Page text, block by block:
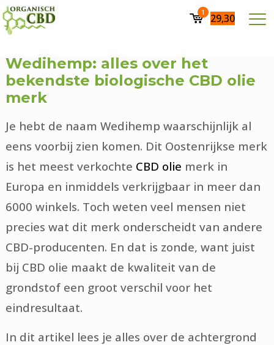
1 29,30
Wedihemp: alles over het
bekendste biologische CBD olie
merk
Je hebt de naam Wedihemp waarschijnlijk al
eens voorbij zien komen. Dit Oostenrijkse merk
is het meest verkochte CBD olie merk in
Europa en inmiddels verkrijgbaar in meer dan
6000 winkels. Toch weten veel mensen niet
precies wat dit merk onderscheidt van andere
CBD-producenten. En dat is zonde, want juist
bij CBD olie maakt de kwaliteit van de
grondstof een groot verschil voor het
eindresultaat.
In dit artikel lees je alles over de achtergrond